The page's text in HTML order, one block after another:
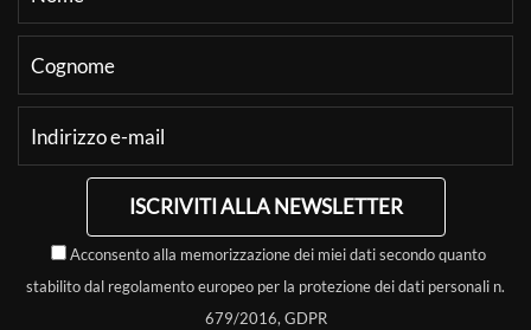
ISCRIVITI ALLA NEWSLETTER
Acconsento alla memorizzazione dei miei dati secondo quanto
stabilito dal regolamento europeo per la protezione dei dati personali n.
679/2016, GDPR